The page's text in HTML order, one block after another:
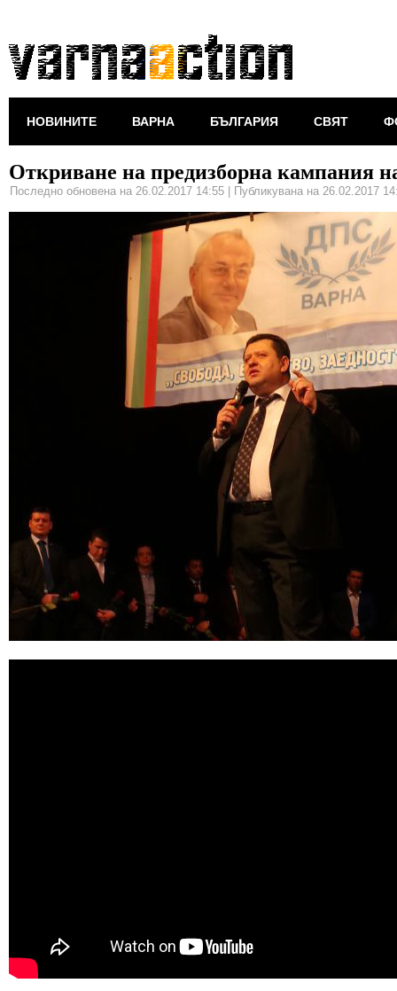
НОВИНИТЕ ВАРНА БЪЛГАРИЯ СВЯТ
Откриване на предизборна кампания
Последно обновена на 26.02.2017 14:55 Публикувана на 26.02.2017